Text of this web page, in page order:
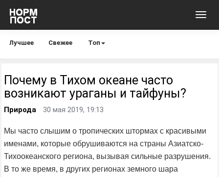
Лучшее Свежее Топ
Почему в Тихом океане часто
возникают ураганы и тайфуны?
Природа 30 мая 2019, 19:13
Мы часто слышим о тропических штормах с красивыми
именами, которые обрушиваются на страны Азиатско-
Тихоокеанского региона, вызывая сильные разрушения.
В то же время, в других регионах земного шара